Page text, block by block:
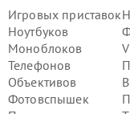
Игровых приставок
Ноутбуков
Моноблоков
Телефонов
Объективов
Фотовспышек
Sony в г.Самара
Ремонт Bluetooth-
Sony в г.Пермь
Ремонт Bluetooth-
Sony в г.Красноярск
Ремонт Bluetooth-